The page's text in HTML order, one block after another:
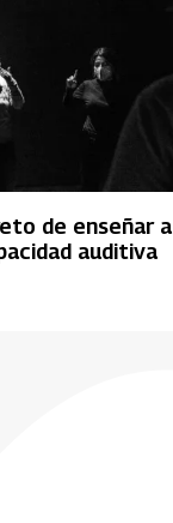
de enseñar a
auditiva